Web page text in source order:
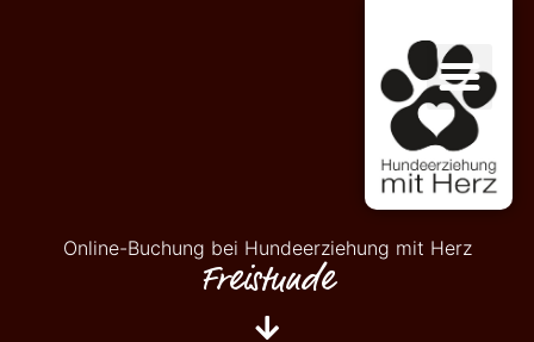
Online-Buchung bei Hundeerziehung mit Herz
Freistunde